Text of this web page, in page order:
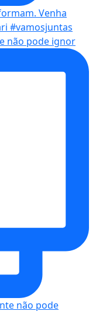
não pode ignor